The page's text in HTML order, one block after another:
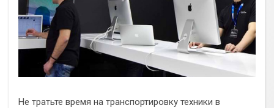
Не тратьте время на транспортировку техники в